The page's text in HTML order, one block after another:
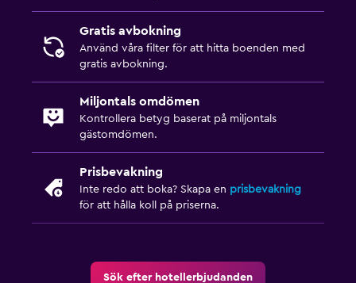
Gratis avbokning
Använd våra filter för att hitta boenden med
gratis avbokning.
Miljontals omdömen
Kontrollera betyg baserat på miljontals
gästomdömen.
Prisbevakning
Inte redo att boka? Skapa en prisbevakning
för att hålla koll på priserna.
Sök efter hotellerbjudanden